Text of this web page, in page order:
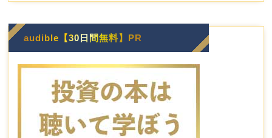
audible【30日間無料】PR